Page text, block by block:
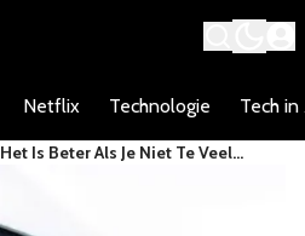
Netflix Technologie Tech in
Het Is Beter Als Je Niet Te Veel